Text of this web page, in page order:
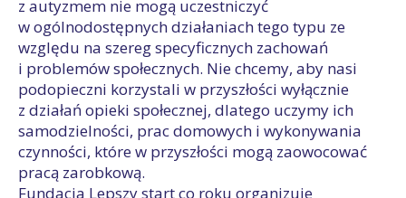
z autyzmem nie mogą uczestniczyć
w ogólnodostępnych działaniach tego typu ze
względu na szereg specyficznych zachowań
i problemów społecznych. Nie chcemy, aby nasi
podopieczni korzystali w przyszłości wyłącznie
z działań opieki społecznej, dlatego uczymy ich
samodzielności, prac domowych i wykonywania
czynności, które w przyszłości mogą zaowocować
pracą zarobkową.
Fundacja Lepszy start co roku organizuje